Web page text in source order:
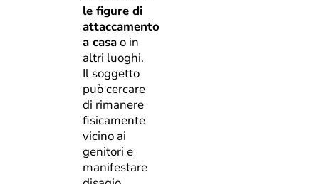
le figure di
attaccamento
a casao in
altri luoghi.
Il soggetto
può cercare
di rimanere
fisicamente
vicino ai
genitori e
manifestare